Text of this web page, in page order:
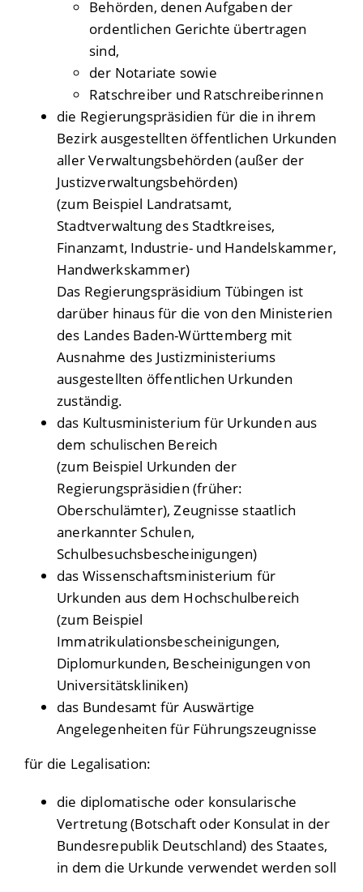
Behörden, denen Aufgaben der
ordentlichen Gerichte übertragen
sind,
der Notariate sowie
Ratschreiber und Ratschreiberinnen
die Regierungspräsidien für die in ihrem
Bezirk ausgestellten öffentlichen Urkunden
aller Verwaltungsbehörden (außer der
Justizverwaltungsbehörden)
(zum Beispiel Landratsamt,
Stadtverwaltung des Stadtkreises,
Finanzamt, Industrie- und Handelskammer,
Handwerkskammer)
Das Regierungspräsidium Tübingen ist
darüber hinaus für die von den Ministerien
des Landes Baden-Württemberg mit
Ausnahme des Justizministeriums
ausgestellten öffentlichen Urkunden
zuständig.
das Kultusministerium für Urkunden aus
dem schulischen Bereich
(zum Beispiel Urkunden der
Regierungspräsidien (früher:
Oberschulämter), Zeugnisse staatlich
anerkannter Schulen,
Schulbesuchsbescheinigungen)
das Wissenschaftsministerium für
Urkunden aus dem Hochschulbereich
(zum Beispiel
Immatrikulationsbescheinigungen,
Diplomurkunden, Bescheinigungen von
Universitätskliniken)
das Bundesamt für Auswärtige
Angelegenheiten für Führungszeugnisse
für die Legalisation:
die diplomatische oder konsularische
Vertretung (Botschaft oder Konsulat in der
Bundesrepublik Deutschland) des Staates,
in dem die Urkunde verwendet werden soll